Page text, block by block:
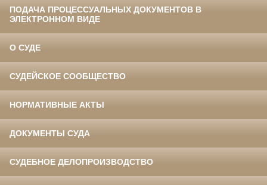
ПОДАЧА ПРОЦЕССУАЛЬНЫХ ДОКУМЕНТОВ В
ЭЛЕКТРОННОМ ВИДЕ
О СУДЕ
СУДЕЙСКОЕ СООБЩЕСТВО
НОРМАТИВНЫЕ АКТЫ
ДОКУМЕНТЫ СУДА
СУДЕБНОЕ ДЕЛОПРОИЗВОДСТВО